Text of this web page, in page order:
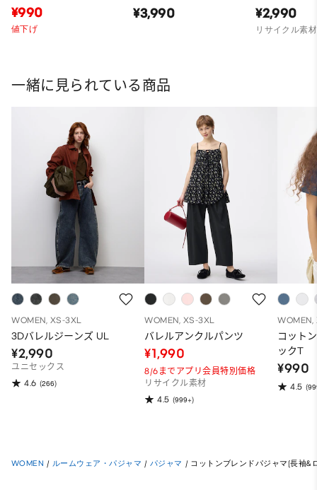
York Botanical Garden
¥990
値下げ
スフィット）
¥3,990 ¥2,990
リサイクル素材
一緒に見られている商品
WOMEN, XS-3XL
3Dバレルジーンズ UL
¥2,990
ユニセックス
4.6 (266)
WOMEN, XS-3XL
バレルアンクルパンツ
¥1,990
8/6までアプリ会員特別価格
リサイクル素材
4.5 (999+)
WOMEN,
コット
ックT
¥990
4.5
WOMEN / ルームウェア・パジャマ / パジャマ / コットンブレンドパジャマ(長袖